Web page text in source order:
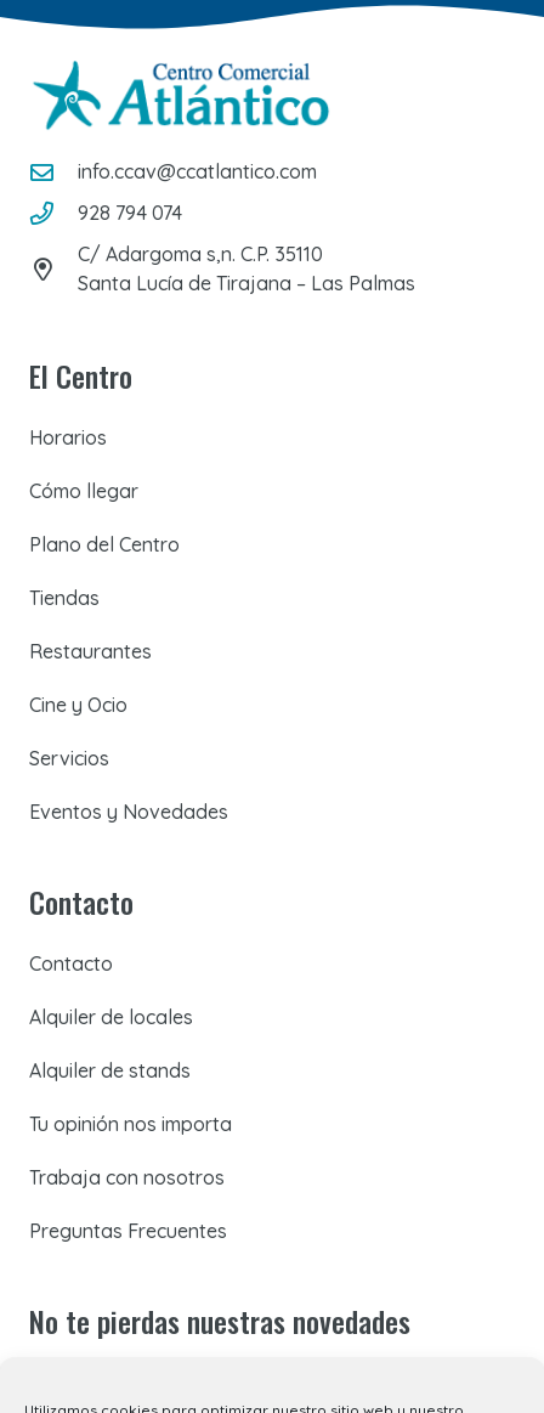
info.ccav@ccatlantico.com
928 794 074
C/ Adargoma s,n. C.P. 35110
Santa Lucía de Tirajana – Las Palmas
El Centro
Horarios
Cómo llegar
Plano del Centro
Tiendas
Restaurantes
Cine y Ocio
Servicios
Eventos y Novedades
Contacto
Contacto
Alquiler de locales
Alquiler de stands
Tu opinión nos importa
Trabaja con nosotros
Preguntas Frecuentes
No te pierdas nuestras novedades